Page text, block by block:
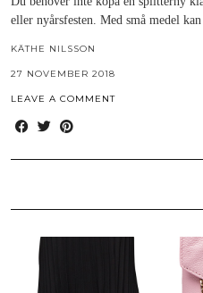
eller nyårsfesten. Med små medel
KÄTHE NILSSON
27 NOVEMBER 2018
LEAVE A COMMENT